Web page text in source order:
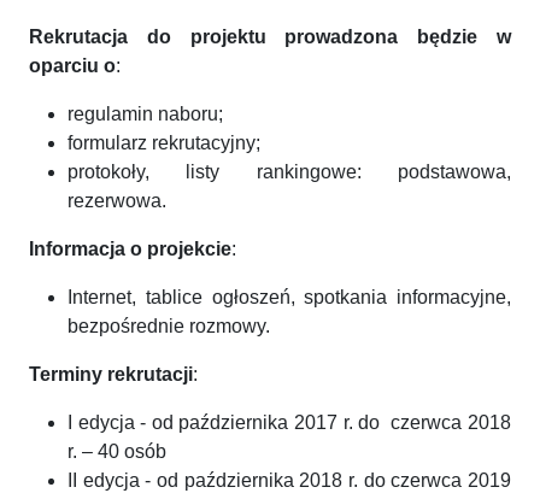
Rekrutacja do projektu prowadzona będzie w
oparciu o:
regulamin naboru;
formularz rekrutacyjny;
protokoły, listy rankingowe: podstawowa,
rezerwowa.
Informacja o projekcie:
Internet, tablice ogłoszeń, spotkania informacyjne,
bezpośrednie rozmowy.
Terminy rekrutacji:
I edycja - od października 2017 r. do czerwca 2018
r. – 40 osób
II edycja - od października 2018 r. do czerwca 2019